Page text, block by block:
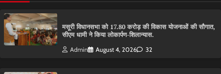
मसूरी विधानसभा को 17.80 करोड़ की विकास योजनाओं की सौगात,
सीएम धामी ने किया लोकार्पण-शिलान्यास.
Admin August 4, 2026 32